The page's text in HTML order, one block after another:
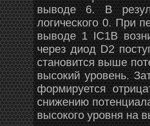
выводе 6. В
логического 0. При
выводе 1 IC1B
через диод D2
становится выше
высокий уровень.
формируется
снижению
высокого уровня на